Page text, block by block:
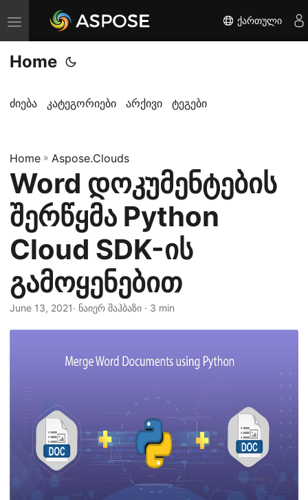
T
o
g
l
a
v
i
g
a
t
i
o
n
ქართული
Home
ძიება კატეგორიები არქივი ტეგები
Home » Aspose.Clouds
Word დოკუმენტების
შერწყმა Python
Cloud SDK-ის
გამოყენებით
June 13, 2021· ნაიერ შაჰბაზი · 3 min